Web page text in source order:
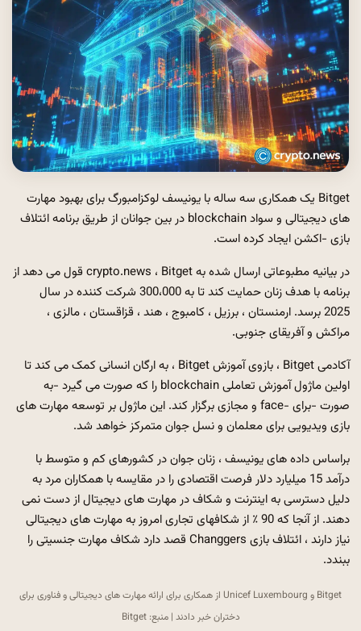
Bitget یک همکاری سه ساله با یونیسف لوکزامبورگ برای بهبود مهارت
های دیجیتالی و سواد blockchain در بین جوانان از طریق برنامه ائتلاف
بازی -اکشن ایجاد کرده است.
در بیانیه مطبوعاتی ارسال شده به crypto.news ، Bitget قول می دهد از
برنامه با هدف زنان حمایت کند تا به 300،000 شرکت کننده در سال
2025 برسد. ارمنستان ، برزیل ، کامبوج ، هند ، قزاقستان ، مالزی ،
مراکش و آفریقای جنوبی.
آکادمی Bitget ، بازوی آموزش Bitget ، به ارگان انسانی کمک می کند تا
اولین ماژول آموزش تعاملی blockchain را که صورت می گیرد -به
صورت -برای -face و مجازی برگزار کند. این ماژول بر توسعه مهارت های
بازی ویدیویی برای معلمان و نسل جوان متمرکز خواهد شد.
براساس داده های یونیسف ، زنان جوان در کشورهای کم و متوسط ​​با
درآمد 15 میلیارد دلار فرصت اقتصادی را در مقایسه با همکاران مرد به
دلیل دسترسی به اینترنت و شکاف در مهارت های دیجیتال از دست نمی
دهند. از آنجا که 90 ٪ از شکافهای تجاری امروز به مهارت های دیجیتالی
نیاز دارند ، ائتلاف بازی Changgers قصد دارد شکاف مهارت جنسیتی را
ببندد.
Bitget و Unicef ​​Luxembourg از همکاری برای ارائه مهارت های دیجیتالی و فناوری برای
دختران خبر دادند | منبع: Bitget